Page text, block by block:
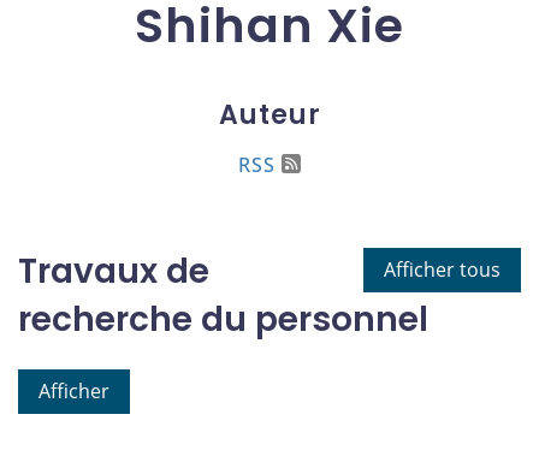
Shihan Xie
Auteur
RSS
Afficher tous
Travaux de
recherche du personnel
Afficher